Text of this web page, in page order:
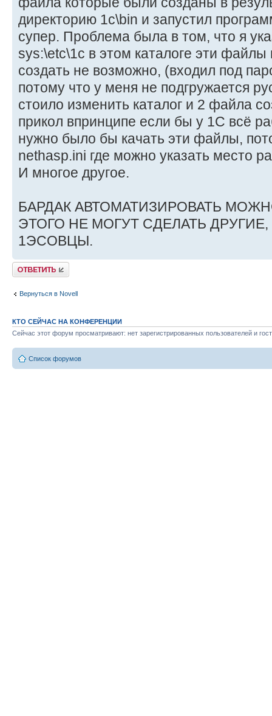
директорию 1с\bin и запустил
супер. Проблема была в том, что я
sys:\etc\1c в этом каталоге эти
создать не возможно, (входил под
потому что у меня не подгружается
стоило изменить каталог и 2 файла
прикол впринципе если бы у 1С всё
нужно было бы качать эти файлы,
nethasp.ini где можно указать место
И многое другое.
БАРДАК АВТОМАТИЗИРОВАТЬ
ЭТОГО НЕ МОГУТ СДЕЛАТЬ
1ЭСОВЦЫ.
Ответить
Вернуться в Novell
КТО СЕЙЧАС НА КОНФЕРЕНЦИИ
Сейчас этот форум просматривают: нет зарегистрированных пользователей и
Список форумов